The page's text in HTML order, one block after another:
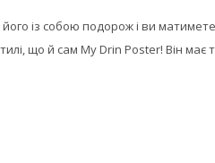
із собою подорож і ви
що й сам My Drin Poster! Він